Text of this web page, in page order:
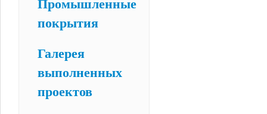
Промышленные
покрытия
Галерея
выполненных
проектов